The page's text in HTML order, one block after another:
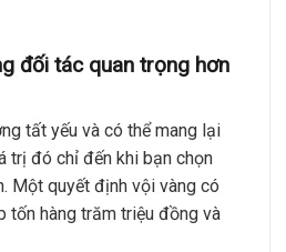
đối tác quan trọng hơn
tất yếu và có thể mang lại
trị đó chỉ đến khi bạn chọn
Một quyết định vội vàng có
tốn hàng trăm triệu đồng và